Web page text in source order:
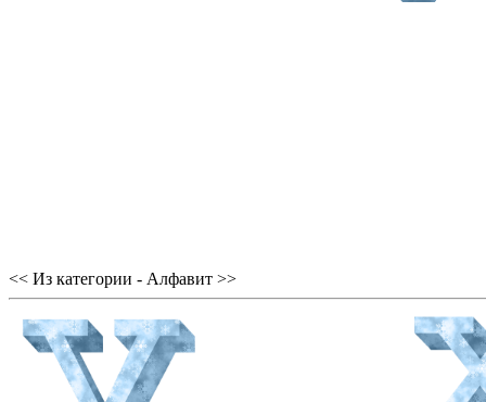
<< Из категории - Алфавит >>